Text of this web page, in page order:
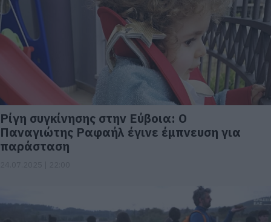
Ρίγη συγκίνησης στην Εύβοια: Ο
Παναγιώτης Ραφαήλ έγινε έμπνευση για
παράσταση